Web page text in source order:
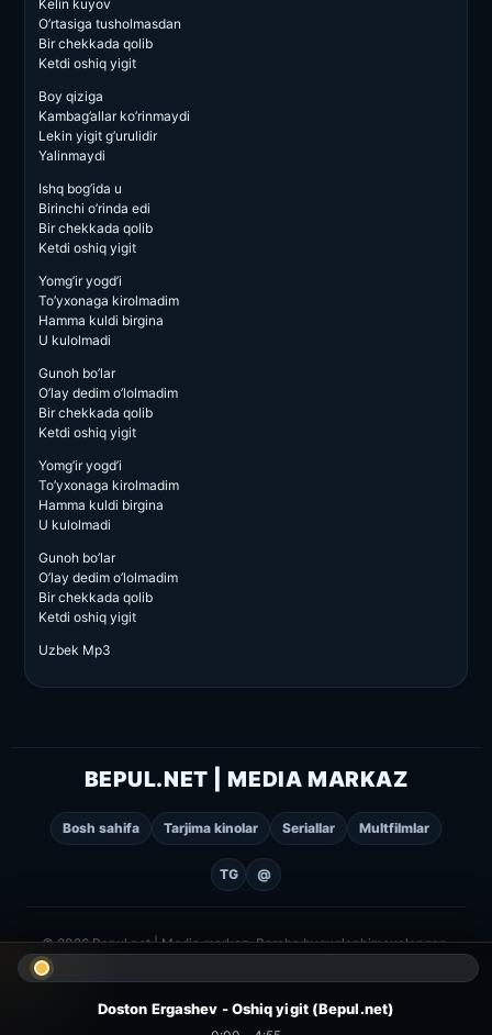
Kelin kuyov
O’rtasiga tusholmasdan
Bir chekkada qolib
Ketdi oshiq yigit
Boy qiziga
Kambag’allar ko’rinmaydi
Lekin yigit g’urulidir
Yalinmaydi
Ishq bog’ida u
Birinchi o’rinda edi
Bir chekkada qolib
Ketdi oshiq yigit
Yomg’ir yogd’i
To’yxonaga kirolmadim
Hamma kuldi birgina
U kulolmadi
Gunoh bo’lar
O’lay dedim o’lolmadim
Bir chekkada qolib
Ketdi oshiq yigit
Yomg’ir yogd’i
To’yxonaga kirolmadim
Hamma kuldi birgina
U kulolmadi
Gunoh bo’lar
O’lay dedim o’lolmadim
Bir chekkada qolib
Ketdi oshiq yigit
Uzbek Mp3
BEPUL.NET | MEDIA MARKAZ
Bosh sahifa Tarjima kinolar Seriallar Multfilmlar
TG @
© 2026 Bepul.net | Media markaz. Barcha huquqlar himoyalangan.
Doston Ergashev - Oshiq yigit (Bepul.net)